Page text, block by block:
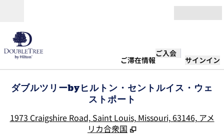
ご滞在情報
ご入会
サインイン
ダブルツリーbyヒルトン・セントルイス・ウェ
ストポート
1973 Craigshire Road, Saint Louis, Missouri, 63146, アメ
リカ合衆国